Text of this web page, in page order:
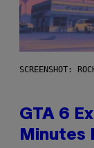
SCREENSHOT:
GTA 6
Minutes